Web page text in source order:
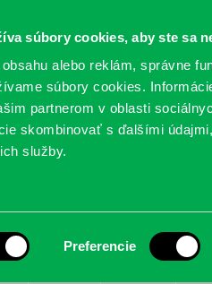
súbory cookies, aby ste sa
alebo reklám, správne
súbory cookies.
partnerom v oblasti
skombinovať s ďalšími
služby.
Preferencie
SLUŽBY